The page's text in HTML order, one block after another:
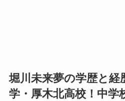
堀川未来夢の学歴と経
学・厚木北高校！中学